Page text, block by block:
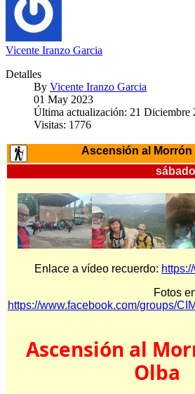
Vicente Iranzo Garcia
Detalles
By Vicente Iranzo Garcia
01 May 2023
Última actualización: 21 Diciembre
Visitas: 1776
Ascensión al Morrón
Enlace a vídeo recuerdo:
Fotos
https://www.facebook.com/groups/
Ascensión al
Olba